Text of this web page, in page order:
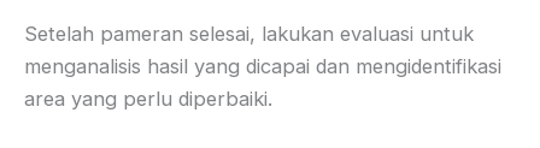
Setelah pameran selesai, lakukan evaluasi untuk
menganalisis hasil yang dicapai dan mengidentifikasi
area yang perlu diperbaiki.